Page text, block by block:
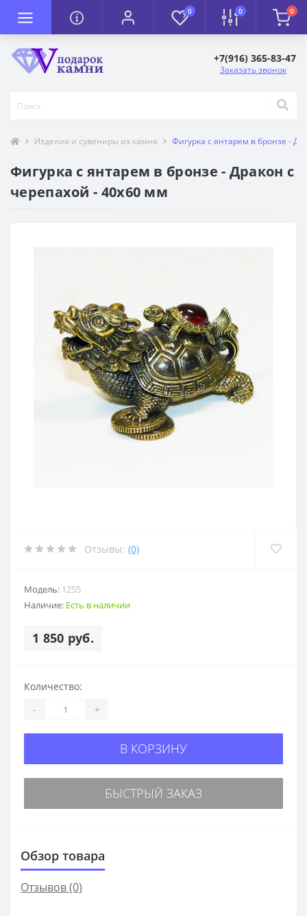
0 0 0
+7(916) 365-83-47
Заказать звонок
Изделия и сувениры из камня Фигурка с янтарем в бронзе -
Фигурка с янтарем в бронзе - Дракон с
черепахой - 40х60 мм
Отзывы: (0)
Модель: 1255
Наличие: Есть в наличии
1 850 руб.
Количество:
- +
В КОРЗИНУ
БЫСТРЫЙ ЗАКАЗ
Обзор товара
Отзывов (0)